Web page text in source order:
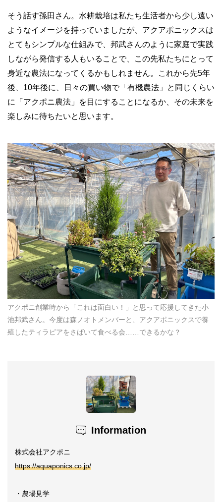
そう話す孫田さん。水耕栽培は私たち生活者から少し遠い
ようなイメージを持っていましたが、アクアポニックスは
とてもシンプルな仕組みで、邦武さんのように家庭で実践
しながら発信する人もいることで、この先私たちにとって
身近な農法になってくるかもしれません。これから先5年
後、10年後に、日々の買い物で「有機農法」と同じくらい
に「アクポニ農法」を目にすることになるか、その未来を
楽しみに待ちたいと思います。
アクポニ創業時から「これは面白い！」と思って応援してきた小
池邦武さん。今度は森ノオトメンバーと、アクアポニックスで養
殖したティラピアをさばいて食べる会……できるかな？
Information
株式会社アクポニ
https://aquaponics.co.jp/
・農場見学